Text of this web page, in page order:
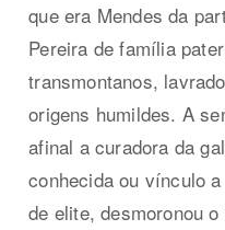
que era Mendes da
Pereira de família
transmontanos,
origens humildes. A
afinal a curadora da
conhecida ou vínculo
de elite, desmoronou